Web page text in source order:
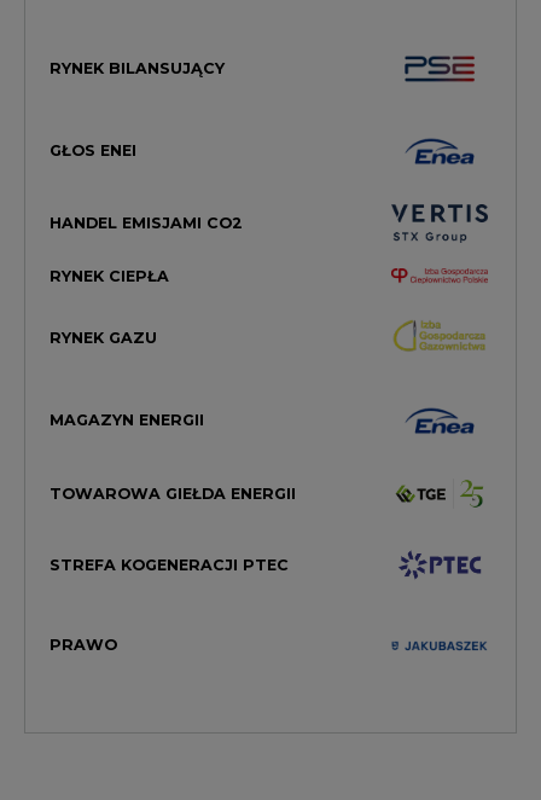
RYNEK BILANSUJĄCY
GŁOS ENEI
HANDEL EMISJAMI CO2
RYNEK CIEPŁA
RYNEK GAZU
MAGAZYN ENERGII
TOWAROWA GIEŁDA ENERGII
STREFA KOGENERACJI PTEC
PRAWO